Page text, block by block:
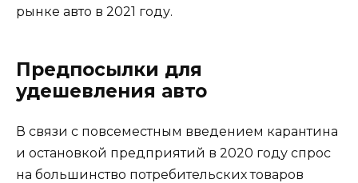
рынке авто в 2021 году.
Предпосылки для
удешевления авто
В связи с повсеместным введением карантина
и остановкой предприятий в 2020 году спрос
на большинство потребительских товаров